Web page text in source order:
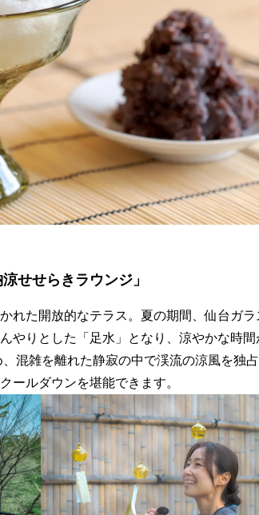
せせらきラウンジ」
れた開放的なテラス。夏の期間、仙台ガ
やりとした「足水」となり、涼やかな時間
混雑を離れた静寂の中で渓流の涼風を独
ールダウンを堪能できます。